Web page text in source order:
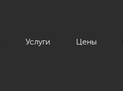
Услуги Цены